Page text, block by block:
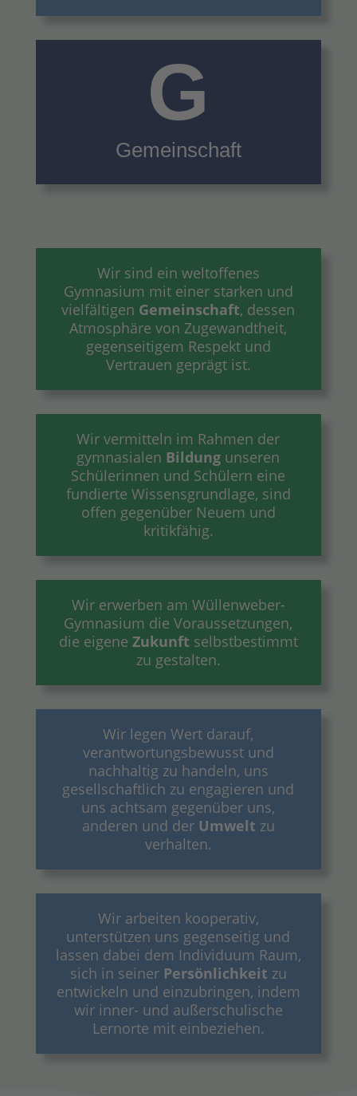
G
Gemeinschaft
Wir sind ein weltoffenes
Gymnasium mit einer starken und
vielfältigen Gemeinschaft, dessen
Atmosphäre von Zugewandtheit,
gegenseitigem Respekt und
Vertrauen geprägt ist.
Wir vermitteln im Rahmen der
gymnasialen Bildung unseren
Schülerinnen und Schülern eine
fundierte Wissensgrundlage, sind
offen gegenüber Neuem und
kritikfähig.
Wir erwerben am Wüllenweber-
Gymnasium die Voraussetzungen,
die eigene Zukunft selbstbestimmt
zu gestalten.
Wir legen Wert darauf,
verantwortungsbewusst und
nachhaltig zu handeln, uns
gesellschaftlich zu engagieren und
uns achtsam gegenüber uns,
anderen und der Umwelt zu
verhalten.
Wir arbeiten kooperativ,
unterstützen uns gegenseitig und
lassen dabei dem Individuum Raum,
sich in seiner Persönlichkeit zu
entwickeln und einzubringen, indem
wir inner- und außerschulische
Lernorte mit einbeziehen.